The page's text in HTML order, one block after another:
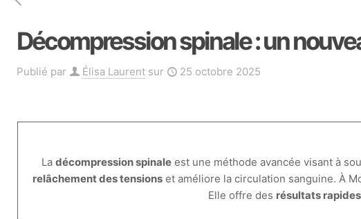
Décompression spinale : un
Publié par Élisa Laurent sur 25 octobre 2025
Ladécompression spinale est une méthode avancée visant à
relâchement des tensions et améliore la circulation sanguine. À
Elle offre des résultats rapides